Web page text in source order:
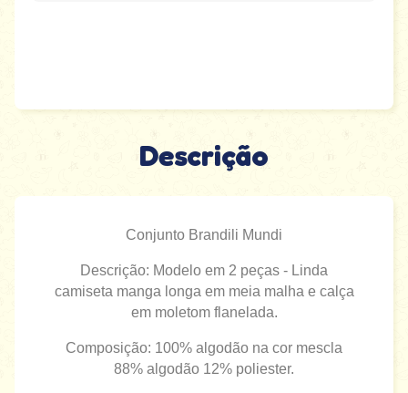
Descrição
Conjunto Brandili Mundi
Descrição: Modelo em 2 peças - Linda
camiseta manga longa em meia malha e calça
em moletom flanelada.
Composição: 100% algodão na cor mescla
88% algodão 12% poliester.